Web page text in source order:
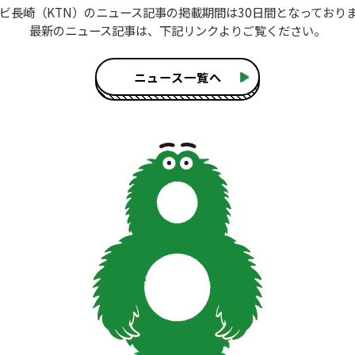
長崎（KTN）のニュース記事の掲載期間は30日間となっており
最新のニュース記事は、 下記リンクよりご覧ください。
ニュース一覧へ